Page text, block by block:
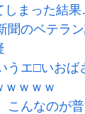
しまった結
聞のベテラ
うエ□いお
ｗｗｗｗ
こんなのが